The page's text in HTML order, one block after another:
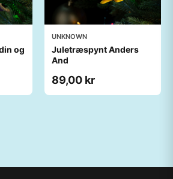
og
UNKNOWN
Juletræspynt Anders
And
89,00 kr